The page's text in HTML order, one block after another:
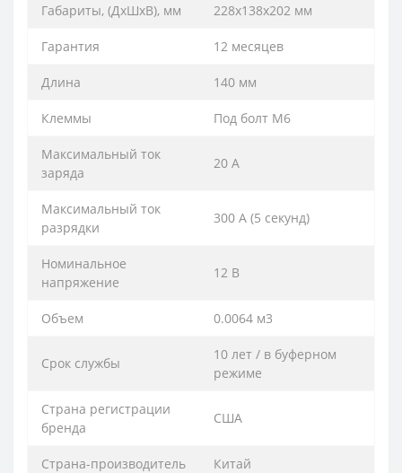
Габариты, (ДхШхВ), мм 228х138х202 мм
Гарантия 12 месяцев
Длина 140 мм
Клеммы Под болт М6
Максимальный ток
заряда
20 А
Максимальный ток
разрядки
300 А (5 секунд)
Номинальное
напряжение
12 В
Объем 0.0064 м3
Срок службы
10 лет / в буферном
режиме
Страна регистрации
бренда
США
Страна-производитель Китай